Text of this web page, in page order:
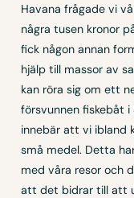
Havana frågade vi
några tusen kronor
fick någon annan
hjälp till massor av
kan röra sig om ett
försvunnen fiskebåt i
innebär att vi ibland
små medel. Detta
med våra resor och
att det bidrar till att